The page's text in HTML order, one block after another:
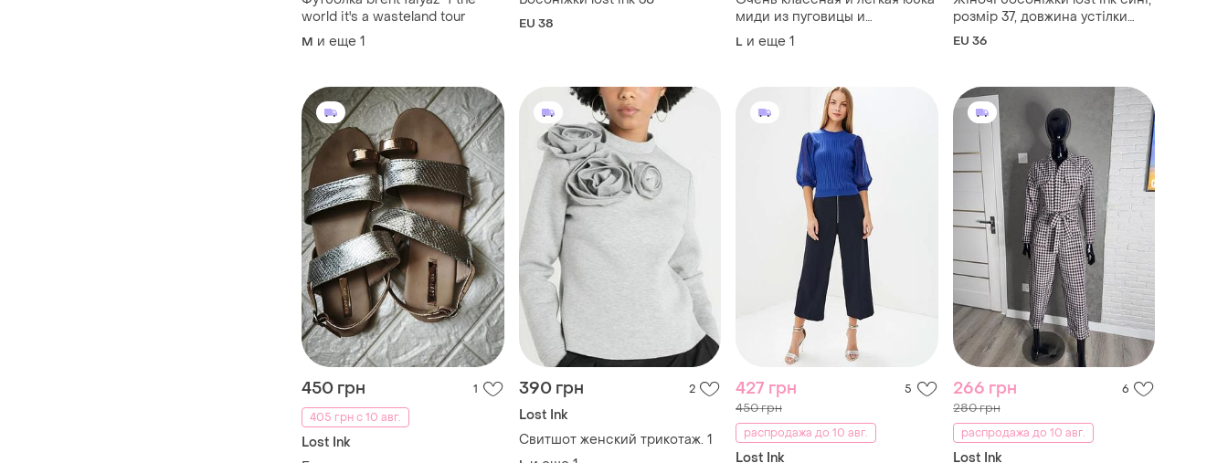
world it's a wasteland tour
M и еще 1
EU 38
миди из пуговицы и
разрезами
L и еще 1
розмір 37, довжина устілки
23,5 см, атлас, шкіра
EU 36
450 грн
1
405 грн с 10 авг.
Lost Ink
390 грн 2
Lost Ink
Свитшот женский трикотаж. 1
427 грн 5
450 грн
распродажа до 10 авг.
Lost Ink
266 грн 6
280 грн
распродажа до 10 авг.
Lost Ink